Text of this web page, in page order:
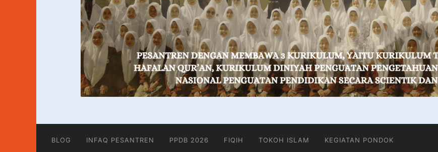
BLOG INFAQ PESANTREN PPDB 2026 FIQIH TOKOH ISLAM KEGIATAN PONDOK